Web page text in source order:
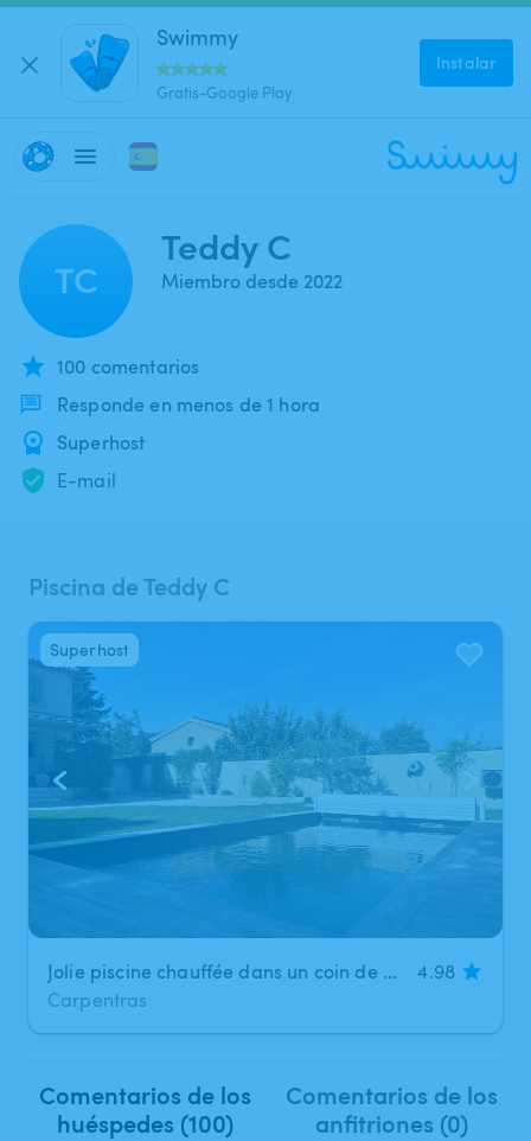
Swimmy
Gratis-Google Play
Instalar
TC
Teddy C
Miembro desde 2022
100 comentarios
Responde en menos de 1 hora
Superhost
E-mail
Piscina de Teddy C
1/3
Jolie piscine chauffée dans un coin de verdure ainsi que son espace détente
4.98
Carpentras
Superhost
Comentarios de los
huéspedes (100)
Comentarios de los
anfitriones (0)